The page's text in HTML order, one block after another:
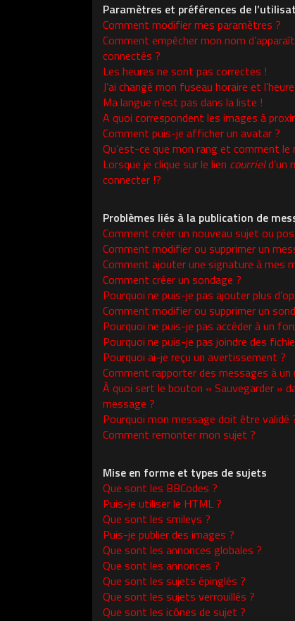
Paramètres et préférences de
Comment modifier mes paramètres ?
Comment empêcher mon nom
connectés ?
Les heures ne sont pas correctes !
J’ai changé mon fuseau horaire et
Ma langue n’est pas dans la liste !
A quoi correspondent les images à
Comment puis-je afficher un avatar ?
Qu’est-ce que mon rang et comment le
Lorsque je clique sur le lien courrield’un
connecter !?
Problèmes liés à la publication de
Comment créer un nouveau sujet ou
Comment modifier ou supprimer un
Comment ajouter une signature à mes
Comment créer un sondage ?
Pourquoi ne puis-je pas ajouter plus
Comment modifier ou supprimer un
Pourquoi ne puis-je pas accéder à un
Pourquoi ne puis-je pas joindre des
Pourquoi ai-je reçu un avertissement ?
Comment rapporter des messages à un
À quoi sert le bouton « Sauvegarder »
message ?
Pourquoi mon message doit être validé
Comment remonter mon sujet ?
Mise en forme et types de sujets
Que sont les BBCodes ?
Puis-je utiliser le HTML ?
Que sont les smileys ?
Puis-je publier des images ?
Que sont les annonces globales ?
Que sont les annonces ?
Que sont les sujets épinglés ?
Que sont les sujets verrouillés ?
Que sont les icônes de sujet ?